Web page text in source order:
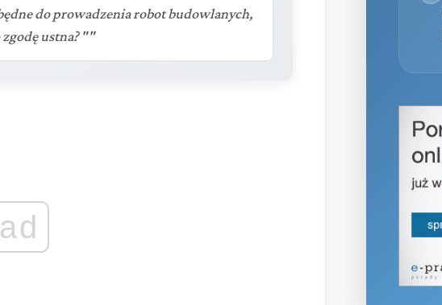
do prowadzenia robot budowlanych,
ustna? ""
ad